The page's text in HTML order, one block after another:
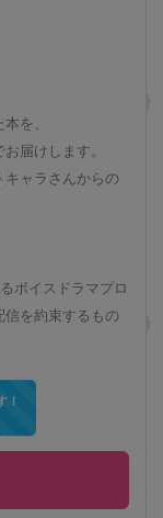
を、
届けします。
キャラさんからの
ボイスドラマプロ
信を約束するもの
！